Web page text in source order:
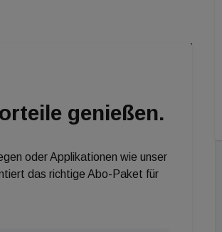
genießen.
oder Applikationen wie unser
das richtige Abo-Paket für